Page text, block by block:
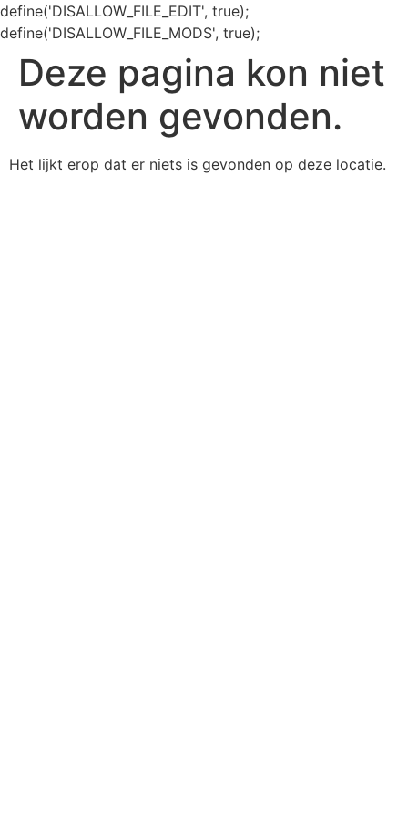
define('DISALLOW_FILE_EDIT', true);
define('DISALLOW_FILE_MODS', true);
Deze pagina kon niet
worden gevonden.
Het lijkt erop dat er niets is gevonden op deze locatie.